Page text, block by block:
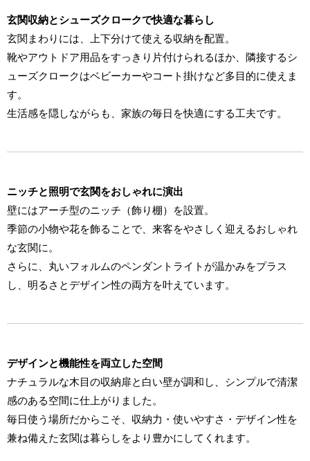
玄関収納とシューズクロークで快適な暮らし
玄関まわりには、上下分けて使える収納を配置。
靴やアウトドア用品をすっきり片付けられるほか、隣接するシ
ューズクロークはベビーカーやコート掛けなど多目的に使えま
す。
生活感を隠しながらも、家族の毎日を快適にする工夫です。
ニッチと照明で玄関をおしゃれに演出
壁にはアーチ型のニッチ（飾り棚）を設置。
季節の小物や花を飾ることで、来客をやさしく迎えるおしゃれ
な玄関に。
さらに、丸いフォルムのペンダントライトが温かみをプラス
し、明るさとデザイン性の両方を叶えています。
デザインと機能性を両立した空間
ナチュラルな木目の収納扉と白い壁が調和し、シンプルで清潔
感のある空間に仕上がりました。
毎日使う場所だからこそ、収納力・使いやすさ・デザイン性を
兼ね備えた玄関は暮らしをより豊かにしてくれます。